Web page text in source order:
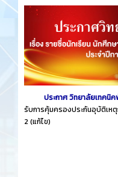
ประกาศ วิทยาลัยเทคนิ
รับการคุ้มครองประกันอุบัติเห
2 (แก้ไข)